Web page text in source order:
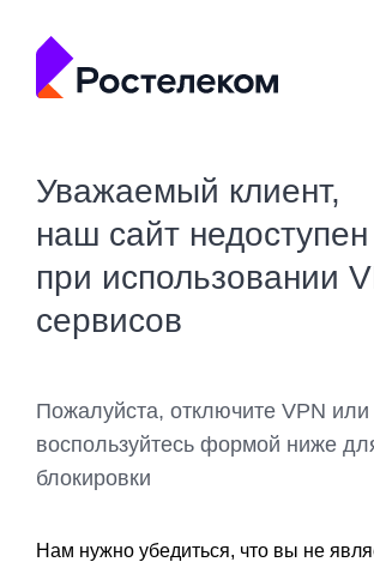
Уважаемый клиент,
наш сайт недоступен
при использовании
сервисов
Пожалуйста, отключите VPN или
воспользуйтесь формой ниже
блокировки
Нам нужно убедиться, что вы не